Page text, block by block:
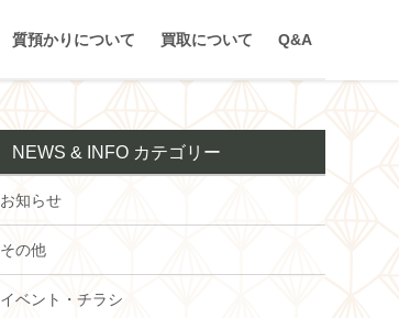
質預かりについて 買取について Q&A
NEWS & INFO カテゴリー
お知らせ
その他
イベント・チラシ